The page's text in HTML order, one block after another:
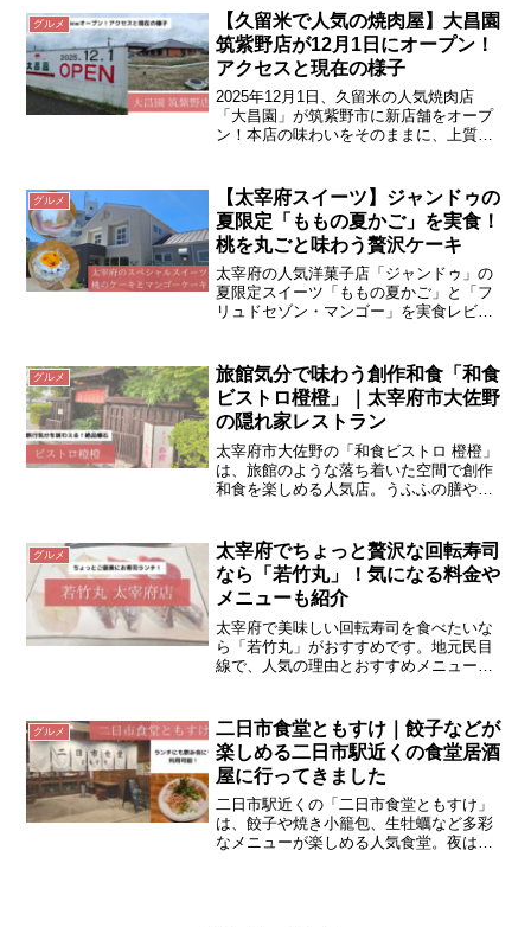
ます。
グルメ
【久留米で人気の焼肉屋】大昌園
筑紫野店が12月1日にオープン！
アクセスと現在の様子
2025年12月1日、久留米の人気焼肉店
「大昌園」が筑紫野市に新店舗をオープ
ン！本店の味わいをそのままに、上質な
も便利。
グルメ
【太宰府スイーツ】ジャンドゥの
夏限定「ももの夏かご」を実食！
桃を丸ごと味わう贅沢ケーキ
太宰府の人気洋菓子店「ジャンドゥ」の
夏限定スイーツ「ももの夏かご」と「フ
リュドセゾン・マンゴー」を実食レビュ
ます。
グルメ
旅館気分で味わう創作和食「和食
ビストロ橙橙」｜太宰府市大佐野
の隠れ家レストラン
太宰府市大佐野の「和食ビストロ 橙橙」
は、旅館のような落ち着いた空間で創作
和食を楽しめる人気店。うふふの膳や霧
スが半額になる特典も！
グルメ
太宰府でちょっと贅沢な回転寿司
なら「若竹丸」！気になる料金や
メニューも紹介
太宰府で美味しい回転寿司を食べたいな
ら「若竹丸」がおすすめです。地元民目
線で、人気の理由とおすすめメニューを
ナーでもご利用できます。
グルメ
二日市食堂ともすけ｜餃子などが
楽しめる二日市駅近くの食堂居酒
屋に行ってきました
二日市駅近くの「二日市食堂ともすけ」
は、餃子や焼き小籠包、生牡蠣など多彩
なメニューが楽しめる人気食堂。夜は居